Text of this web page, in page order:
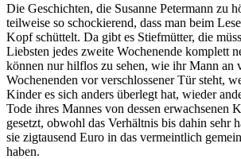
Die Geschichten, die Susanne Petermann zu
teilweise so schockierend, dass man beim
Kopf schüttelt. Da gibt es Stiefmütter, die
Liebsten jedes zweite Wochenende komplett
können nur hilflos zu sehen, wie ihr Mann an
Wochenenden vor verschlossener Tür steht,
Kinder es sich anders überlegt hat, wieder
Tode ihres Mannes von dessen erwachsenen
gesetzt, obwohl das Verhältnis bis dahin sehr
sie zigtausend Euro in das vermeintlich
haben.